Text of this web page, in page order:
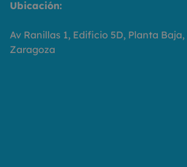
Ubicación:
Av Ranillas 1, Edificio 5D, Planta Baja,
Zaragoza